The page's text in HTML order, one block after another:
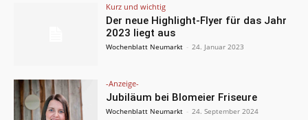
Kurz und wichtig
Der neue Highlight-Flyer für das Jahr
2023 liegt aus
Wochenblatt Neumarkt - 24. Januar 2023
-Anzeige-
Jubiläum bei Blomeier Friseure
Wochenblatt Neumarkt - 24. September 2024